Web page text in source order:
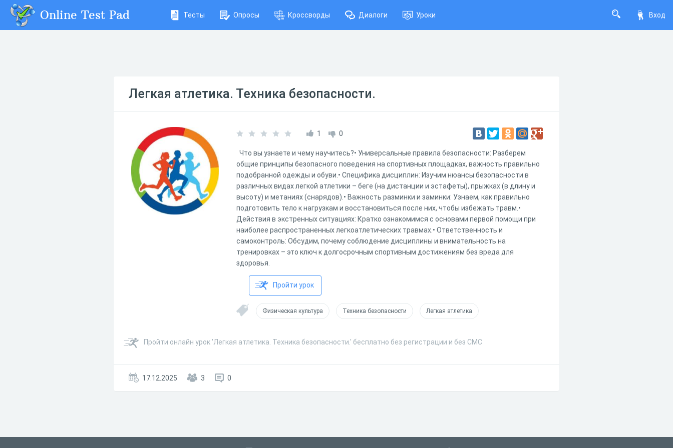
Вход
Online Test Pad Тесты Опросы Кроссворды Диалоги Уроки
Легкая атлетика. Техника безопасности.
1 0
Что вы узнаете и чему научитесь?• Универсальные правила безопасности: Разберем
общие принципы безопасного поведения на спортивных площадках, важность правильно
подобранной одежды и обуви.• Специфика дисциплин: Изучим нюансы безопасности в
различных видах легкой атлетики – беге (на дистанции и эстафеты), прыжках (в длину и
высоту) и метаниях (снарядов).• Важность разминки и заминки: Узнаем, как правильно
подготовить тело к нагрузкам и восстановиться после них, чтобы избежать травм.•
Действия в экстренных ситуациях: Кратко ознакомимся с основами первой помощи при
наиболее распространенных легкоатлетических травмах.• Ответственность и
самоконтроль: Обсудим, почему соблюдение дисциплины и внимательность на
тренировках – это ключ к долгосрочным спортивным достижениям без вреда для
здоровья.
Пройти урок
Физическая культура Техника безопасности Легкая атлетика
Пройти онлайн урок 'Легкая атлетика. Техника безопасности.' бесплатно без регистрации и без СМС
17.12.2025 3 0